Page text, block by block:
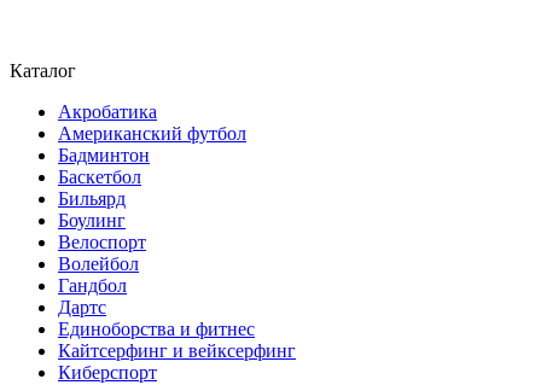
Каталог
Акробатика
Американский футбол
Бадминтон
Баскетбол
Бильярд
Боулинг
Велоспорт
Волейбол
Гандбол
Дартс
Единоборства и фитнес
Кайтсерфинг и вейксерфинг
Киберспорт